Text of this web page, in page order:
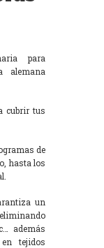
para
alemana
cubrir tus
de
hasta los
un
además
tejidos